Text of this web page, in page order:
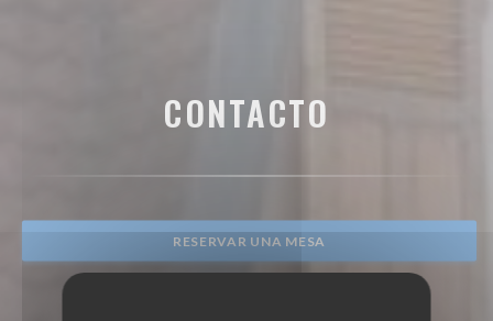
CONTACTO
RESERVAR UNA MESA